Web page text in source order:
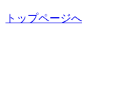
トップページへ